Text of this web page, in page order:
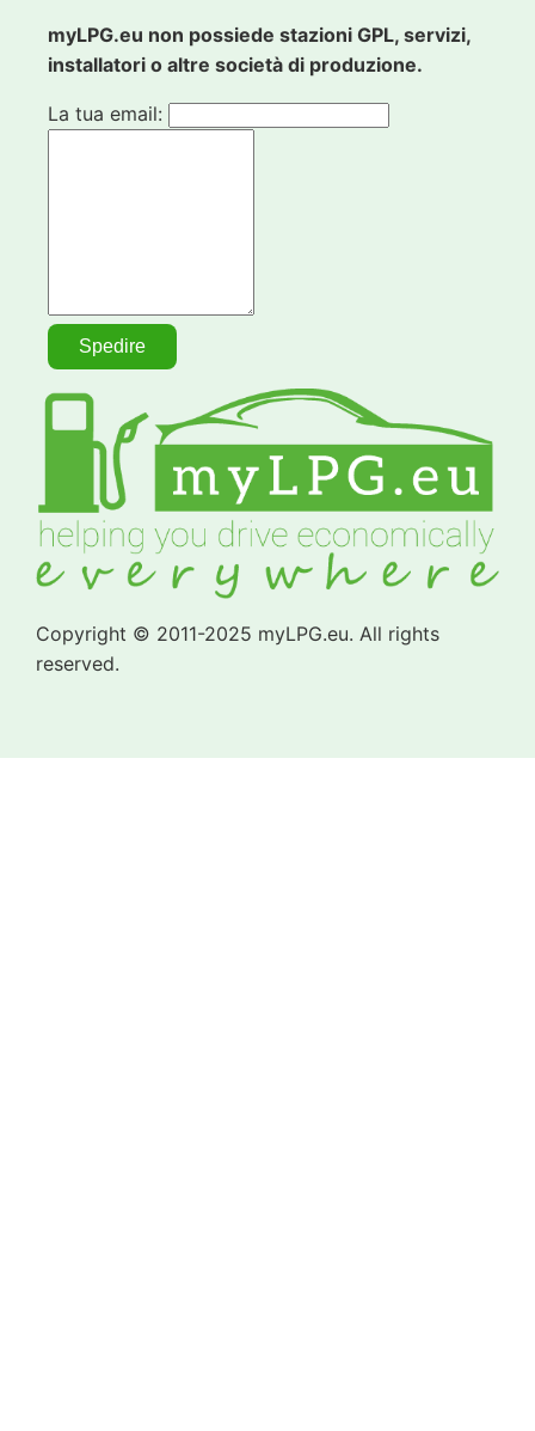
myLPG.eu non possiede stazioni GPL, servizi,
installatori o altre società di produzione.
La tua email:
Copyright © 2011-2025 myLPG.eu. All rights
reserved.